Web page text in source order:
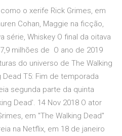
o xerife Rick Grimes, em
Cohan, Maggie na ficção,
série, Whiskey O final da oitava
milhões de O ano de 2019
do universo de The Walking
Dead T5: Fim de temporada
segunda parte da quinta
Dead'. 14 Nov 2018 O ator
em "The Walking Dead"
na Netflix, em 18 de janeiro